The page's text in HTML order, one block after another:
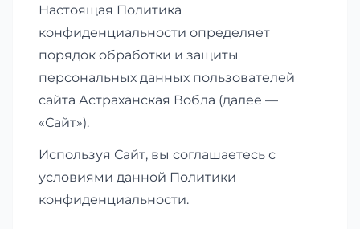
Настоящая Политика
конфиденциальности определяет
порядок обработки и защиты
персональных данных пользователей
сайта Астраханская Вобла (далее —
«Сайт»).
Используя Сайт, вы соглашаетесь с
условиями данной Политики
конфиденциальности.